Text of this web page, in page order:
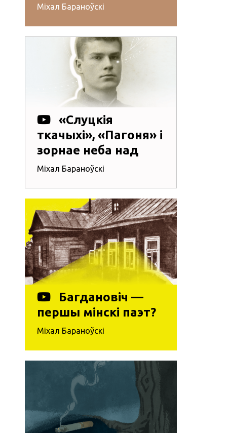
Міхал Бараноўскі
«Слуцкія
ткачыхі», «Пагоня» і
зорнае неба над
намі — таямніцы
Багдановіча
Міхал Бараноўскі
Багдановіч —
першы мінскі паэт?
Міхал Бараноўскі